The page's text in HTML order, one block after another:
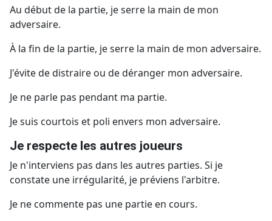
Au début de la partie, je serre la main de mon
adversaire.
À la fin de la partie, je serre la main de mon adversaire.
J'évite de distraire ou de déranger mon adversaire.
Je ne parle pas pendant ma partie.
Je suis courtois et poli envers mon adversaire.
Je respecte les autres joueurs
Je n'interviens pas dans les autres parties. Si je
constate une irrégularité, je préviens l'arbitre.
Je ne commente pas une partie en cours.